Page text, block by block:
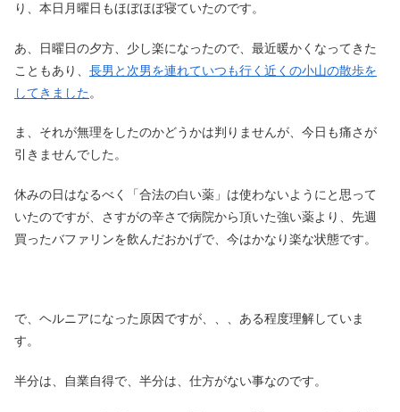
り、本日月曜日もほぼほぼ寝ていたのです。
あ、日曜日の夕方、少し楽になったので、最近暖かくなってきた
こともあり、 長男と次男を連れていつも行く近くの小山の散歩を
してきました。
ま、それが無理をしたのかどうかは判りませんが、今日も痛さが
引きませんでした。
休みの日はなるべく「合法の白い薬」は使わないようにと思って
いたのですが、さすがの辛さで病院から頂いた強い薬より、先週
買ったバファリンを飲んだおかげで、今はかなり楽な状態です。
で、ヘルニアになった原因ですが、、、ある程度理解していま
す。
半分は、自業自得で、半分は、仕方がない事なのです。